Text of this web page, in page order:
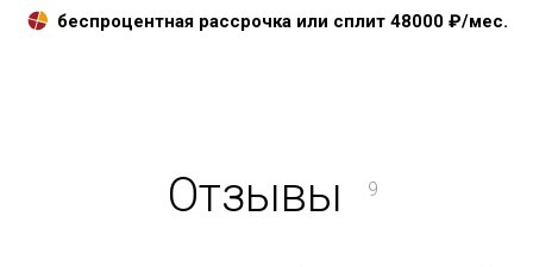
беспроцентная рассрочка или сплит 48000₽/мес.
Отзывы 9